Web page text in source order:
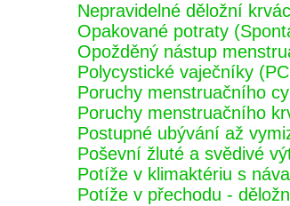
Nepravidelné děložní
Opakované potraty
Opožděný nástup
Polycystické vaječníky
Poruchy menstruačního
Poruchy menstruačního
Postupné ubývání až
Poševní žluté a svědivé
Potíže v klimaktériu s
Potíže v přechodu -